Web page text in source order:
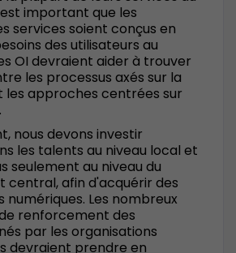
important que les
services soient conçus en
des utilisateurs au
OI devraient aider à trouver
les processus axés sur la
les approches centrées sur
nous devons investir
les talents au niveau local et
seulement au niveau du
central, afin d'acquérir des
numériques. Les nombreux
renforcement des
par les organisations
devraient prendre en